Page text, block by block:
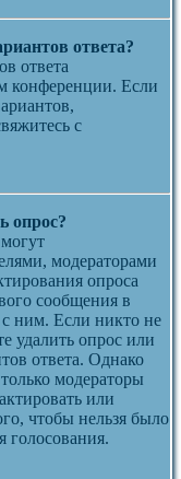
ответа?
ответа
конференции. Если
с
опрос?
модераторами
опроса
сообщения в
с ним. Если никто не
удалить опрос или
ответа. Однако
модераторы
или
чтобы нельзя было
голосования.